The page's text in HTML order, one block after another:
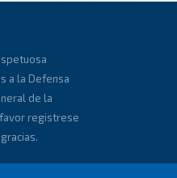
a la Defensa
de la
registrese